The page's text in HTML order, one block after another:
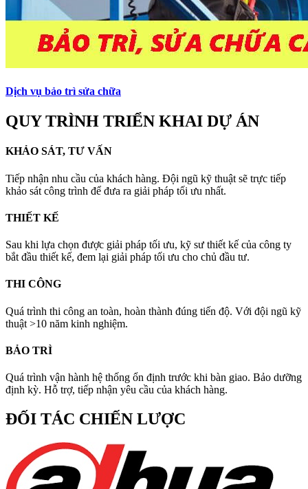
Dịch vụ bảo trì sửa chữa
QUY TRÌNH TRIỂN KHAI DỰ ÁN
KHẢO SÁT, TƯ VẤN
Tiếp nhận nhu cầu của khách hàng. Đội ngũ kỹ thuật sẽ trực tiếp
khảo sát công trình để đưa ra giải pháp tối ưu nhất.
THIẾT KẾ
Sau khi lựa chọn được giải pháp tối ưu, kỹ sư thiết kế của công ty
bắt đầu thiết kế, đem lại giải pháp tối ưu cho chủ đầu tư.
THI CÔNG
Quá trình thi công an toàn, hoàn thành đúng tiến độ. Với đội ngũ kỹ
thuật >10 năm kinh nghiệm.
BẢO TRÌ
Quá trình vận hành hệ thống ổn định trước khi bàn giao. Bảo dưỡng
định kỳ. Hỗ trợ, tiếp nhận yêu cầu của khách hàng.
ĐỐI TÁC CHIẾN LƯỢC